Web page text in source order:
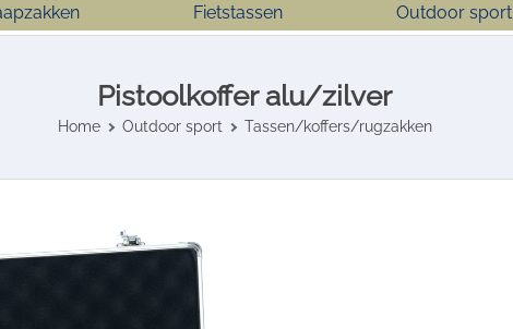
Fietstassen Outdoor sport
Pistoolkoffer alu/zilver
Home Outdoor sport Tassen/koffers/rugzakken